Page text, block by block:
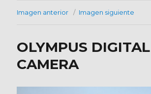
Imagen anterior Imagen siguiente
OLYMPUS DIGITAL
CAMERA